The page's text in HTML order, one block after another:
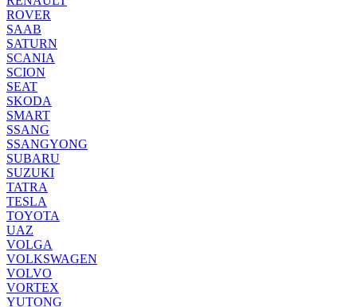
ROVER
SAAB
SATURN
SCANIA
SCION
SEAT
SKODA
SMART
SSANG
SSANGYONG
SUBARU
SUZUKI
TATRA
TESLA
TOYOTA
UAZ
VOLGA
VOLKSWAGEN
VOLVO
VORTEX
YUTONG